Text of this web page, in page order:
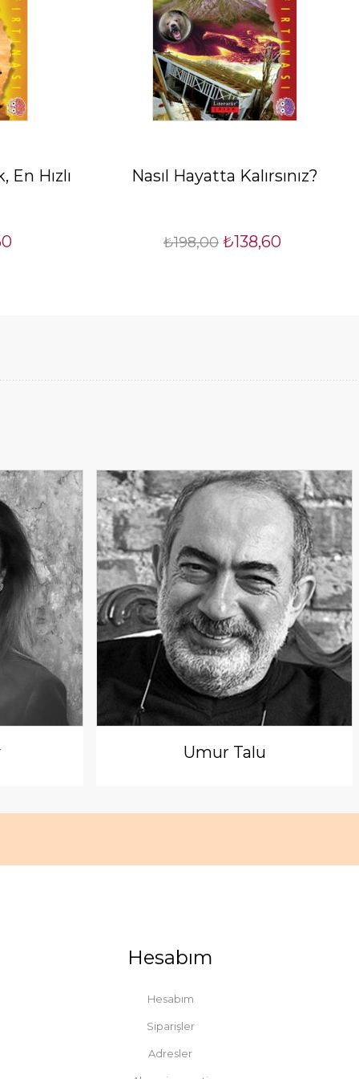
Hızlı Nasıl Hayatta Kalırsınız?
₺198,00 ₺138,60
Umur Talu
Hesabım
Hesabım
Siparişler
Adresler